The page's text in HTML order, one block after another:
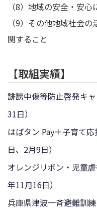
（8）地域の安全・安心
（9）その他地域社会
関すること
【取組実績】
誹謗中傷等防止啓発キ
31日）
はばタン Pay＋子育て
日、2月9日）
オレンジリボン・児童
年11月16日）
兵庫県津波一斉避難訓